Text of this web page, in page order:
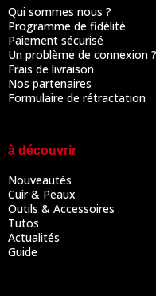
Qui sommes nous ?
Programme de fidélité
Paiement sécurisé
Un problème de connexion ?
Frais de livraison
Nos partenaires
Formulaire de rétractation
à découvrir
Nouveautés
Cuir & Peaux
Outils & Accessoires
Tutos
Actualités
Guide